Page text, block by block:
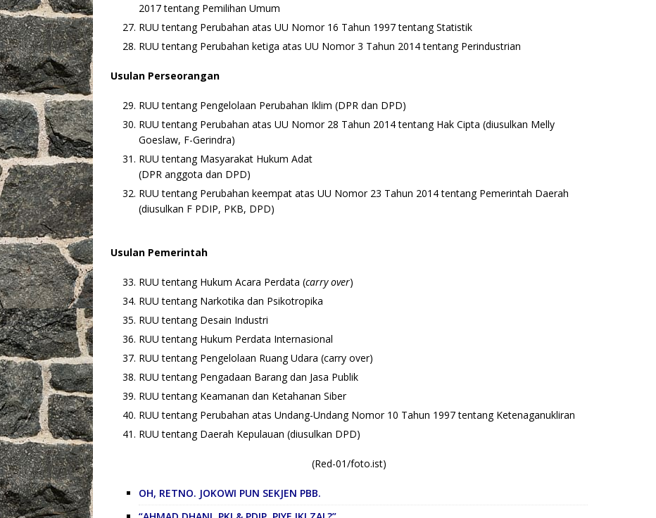
2017 tentang Pemilihan Umum
RUU tentang Perubahan atas UU Nomor 16 Tahun 1997 tentang Statistik
RUU tentang Perubahan ketiga atas UU Nomor 3 Tahun 2014 tentang Perindustrian
Usulan Perseorangan
RUU tentang Pengelolaan Perubahan Iklim (DPR dan DPD)
RUU tentang Perubahan atas UU Nomor 28 Tahun 2014 tentang Hak Cipta (diusulkan Melly
Goeslaw, F-Gerindra)
RUU tentang Masyarakat Hukum Adat
(DPR anggota dan DPD)
RUU tentang Perubahan keempat atas UU Nomor 23 Tahun 2014 tentang Pemerintah Daerah
(diusulkan F PDIP, PKB, DPD)
Usulan Pemerintah
RUU tentang Hukum Acara Perdata (carry over)
RUU tentang Narkotika dan Psikotropika
RUU tentang Desain Industri
RUU tentang Hukum Perdata Internasional
RUU tentang Pengelolaan Ruang Udara (carry over)
RUU tentang Pengadaan Barang dan Jasa Publik
RUU tentang Keamanan dan Ketahanan Siber
RUU tentang Perubahan atas Undang-Undang Nomor 10 Tahun 1997 tentang Ketenaganukliran
RUU tentang Daerah Kepulauan (diusulkan DPD)
(Red-01/foto.ist)
OH, RETNO. JOKOWI PUN SEKJEN PBB.